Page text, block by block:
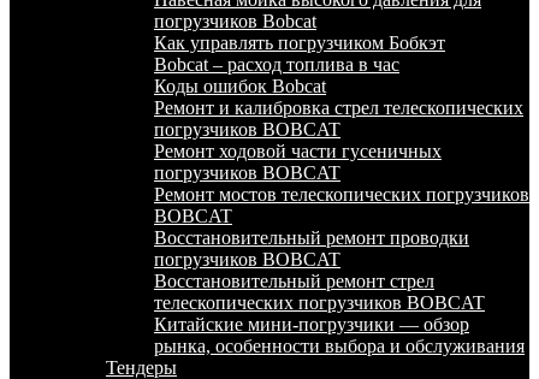
погрузчиков Bobcat
Как управлять погрузчиком Бобкэт
Bobcat – расход топлива в час
Коды ошибок Bobcat
Ремонт и калибровка стрел телескопических
погрузчиков BOBCAT
Ремонт ходовой части гусеничных
погрузчиков BOBCAT
Ремонт мостов телескопических погрузчиков
BOBCAT
Восстановительный ремонт проводки
погрузчиков BOBCAT
Восстановительный ремонт стрел
телескопических погрузчиков BOBCAT
Китайские мини-погрузчики — обзор
рынка, особенности выбора и обслуживания
Тендеры